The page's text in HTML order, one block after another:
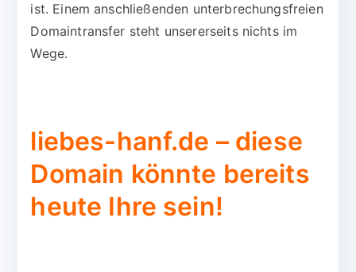
ist. Einem anschließenden unterbrechungsfreien
Domaintransfer steht unsererseits nichts im
Wege.
liebes-hanf.de – diese
Domain könnte bereits
heute Ihre sein!